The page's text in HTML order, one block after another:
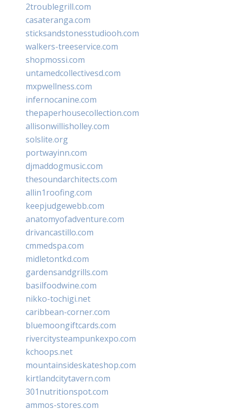
2troublegrill.com
casateranga.com
sticksandstonesstudiooh.com
walkers-treeservice.com
shopmossi.com
untamedcollectivesd.com
mxpwellness.com
infernocanine.com
thepaperhousecollection.com
allisonwillisholley.com
solslite.org
portwayinn.com
djmaddogmusic.com
thesoundarchitects.com
allin1roofing.com
keepjudgewebb.com
anatomyofadventure.com
drivancastillo.com
cmmedspa.com
midletontkd.com
gardensandgrills.com
basilfoodwine.com
nikko-tochigi.net
caribbean-corner.com
bluemoongiftcards.com
rivercitysteampunkexpo.com
kchoops.net
mountainsideskateshop.com
kirtlandcitytavern.com
301nutritionspot.com
ammos-stores.com